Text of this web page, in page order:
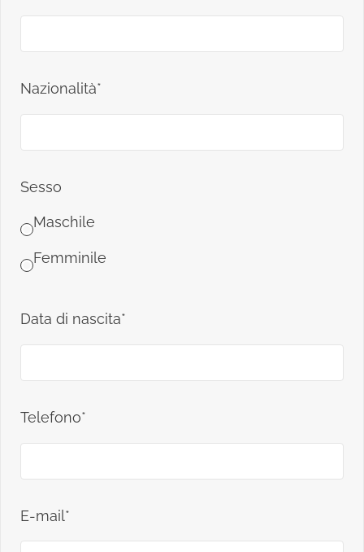
Nazionalità*
Sesso
Maschile
Femminile
Data di nascita*
Telefono*
E-mail*